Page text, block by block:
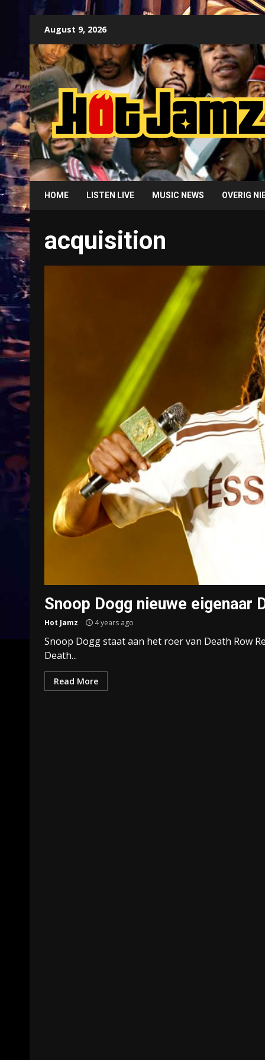
content
August 9, 2026
HOME LISTEN LIVE MUSIC NEWS OVERIG
acquisition
Snoop Dogg nieuwe eigenaar
Hot Jamz 4 years ago
Snoop Dogg staat aan het roer van Death Row
Death...
Read More
Treinkaartjes worden duurder,
abonnementen verdwijnen
9 months ago